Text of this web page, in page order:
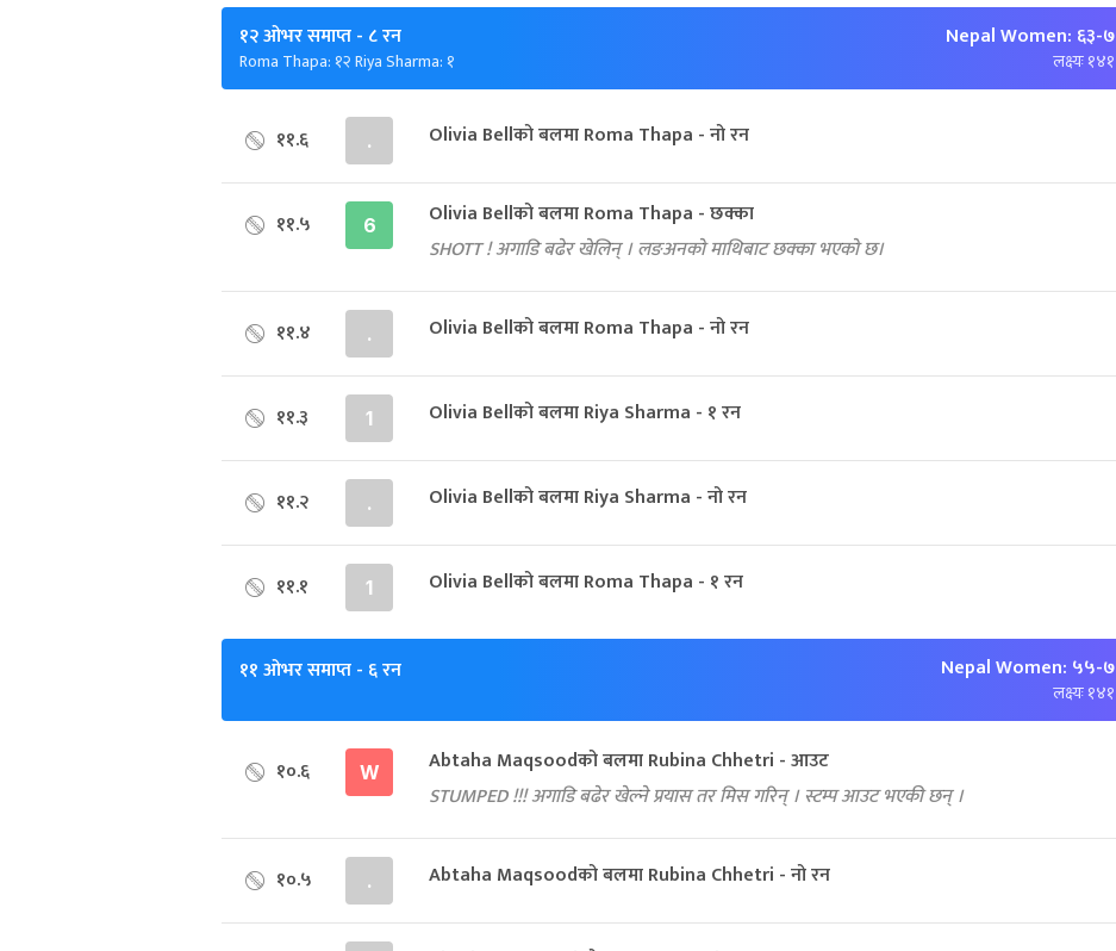
१२ ओभर समाप्त- ८ रन
Roma Thapa: १२ Riya Sharma: १
Nepal Women: ६३-७
लक्ष्यः १४१
११.६ . Olivia Bellको बलमा Roma Thapa - नो रन
११.५ 6
Olivia Bellको बलमा Roma Thapa - छक्का
SHOTT ! अगाडि बढेर खेलिन् । लङअनको माथिबाट छक्का भएको छ।
११.४ . Olivia Bellको बलमा Roma Thapa - नो रन
११.३ 1 Olivia Bellको बलमा Riya Sharma - १ रन
११.२ . Olivia Bellको बलमा Riya Sharma - नो रन
११.१ 1 Olivia Bellको बलमा Roma Thapa - १ रन
११ ओभर समाप्त- ६ रन Nepal Women: ५५-७
लक्ष्यः १४१
१०.६ W
Abtaha Maqsoodको बलमा Rubina Chhetri - आउट
STUMPED !!! अगाडि बढेर खेल्ने प्रयास तर मिस गरिन् । स्टम्प आउट भएकी छन् ।
१०.५ . Abtaha Maqsoodको बलमा Rubina Chhetri - नो रन